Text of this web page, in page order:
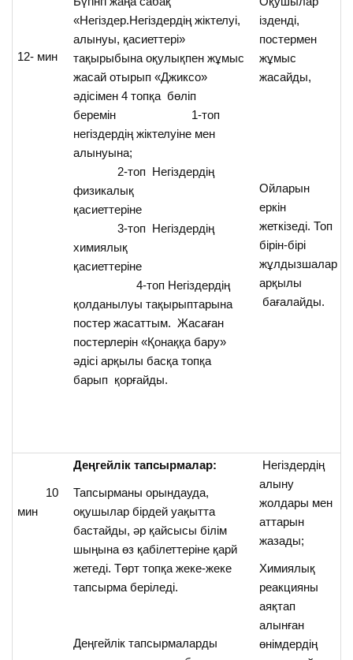
12- мин
«Негіздер.Негіздердің жіктелуі,
алынуы, қасиеттері»
тақырыбына оқулықпен жұмыс
жасай отырып «Джиксо»
әдісімен 4 топқа бөліп
беремін 1-топ
негіздердің жіктелуіне мен
алынуына;
2-топ Негіздердің
физикалық
қасиеттеріне
3-топ Негіздердің
химиялық
қасиеттеріне
4-топ Негіздердің
қолданылуы тақырыптарына
постер жасаттым. Жасаған
постерлерін «Қонаққа бару»
әдісі арқылы басқа топқа
барып қорғайды.
ізденді,
постермен
жұмыс
жасайды,
Ойларын
еркін
жеткізеді. Топ
бірін-бірі
жұлдызшалар
арқылы
бағалайды.
10
мин
Деңгейлік тапсырмалар:
Тапсырманы орындауда,
оқушылар бірдей уақытта
бастайды, әр қайсысы білім
шыңына өз қабілеттеріне қарй
жетеді. Төрт топқа жеке-жеке
тапсырма беріледі.
Деңгейлік тапсырмаларды
Негіздердің
алыну
жолдары мен
аттарын
жазады;
Химиялық
реакцияны
аяқтап
алынған
өнімдердің